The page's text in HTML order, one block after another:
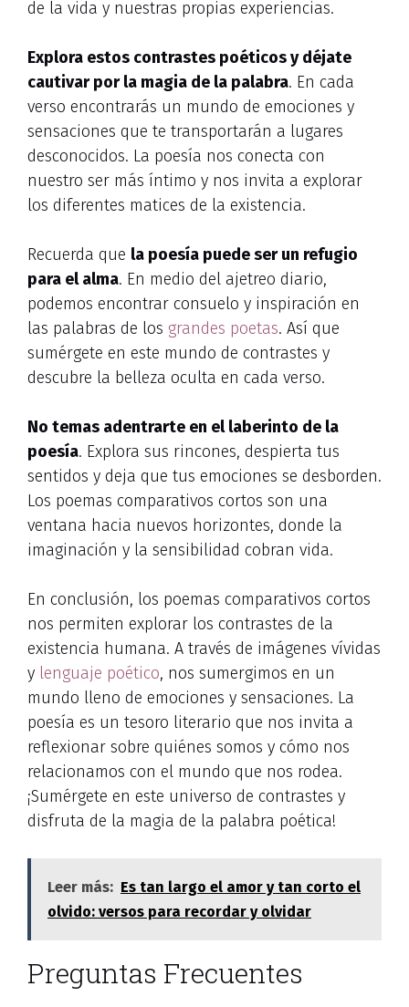
de la vida y nuestras propias experiencias.
Explora estos contrastes poéticos y déjate
cautivar por la magia de la palabra. En cada
verso encontrarás un mundo de emociones y
sensaciones que te transportarán a lugares
desconocidos. La poesía nos conecta con
nuestro ser más íntimo y nos invita a explorar
los diferentes matices de la existencia.
Recuerda que la poesía puede ser un refugio
para el alma. En medio del ajetreo diario,
podemos encontrar consuelo y inspiración en
las palabras de los grandes poetas. Así que
sumérgete en este mundo de contrastes y
descubre la belleza oculta en cada verso.
No temas adentrarte en el laberinto de la
poesía. Explora sus rincones, despierta tus
sentidos y deja que tus emociones se desborden.
Los poemas comparativos cortos son una
ventana hacia nuevos horizontes, donde la
imaginación y la sensibilidad cobran vida.
En conclusión, los poemas comparativos cortos
nos permiten explorar los contrastes de la
existencia humana. A través de imágenes vívidas
y lenguaje poético, nos sumergimos en un
mundo lleno de emociones y sensaciones. La
poesía es un tesoro literario que nos invita a
reflexionar sobre quiénes somos y cómo nos
relacionamos con el mundo que nos rodea.
¡Sumérgete en este universo de contrastes y
disfruta de la magia de la palabra poética!
Leer más: Es tan largo el amor y tan corto el
olvido: versos para recordar y olvidar
Preguntas Frecuentes